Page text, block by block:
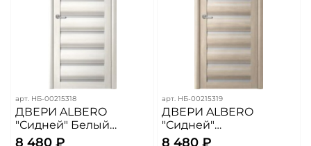
арт. НБ-00215318
ДВЕРИ ALBERO
"Сидней" Белый
Кипарис (ДО)
8 480 ₽
арт. НБ-00215319
ДВЕРИ ALBERO
"Сидней"
Лиственница Мокко
8 480 ₽